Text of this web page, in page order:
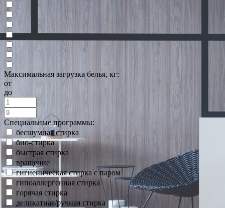
Максимальная загрузка белья, кг:
от
до
Специальные программы:
бесшумная стирка
био-стирка
быстрая стирка
вращение
гигиеническая стирка с паром
гипоаллергенная стирка
горячая стирка
деликатная/ручная стирка